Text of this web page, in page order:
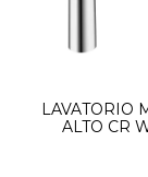
LAVATORIO
ALTO CR